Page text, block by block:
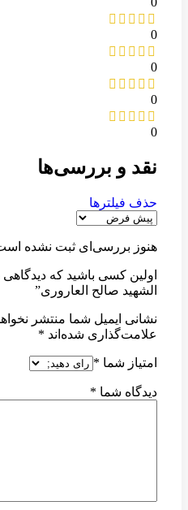
0
0
0
0
نقد و بررسی‌ها
حذف فیلترها
هنوز بررسی‌ای ثبت نشده
اولین کسی باشید که
الشهید صالح العاروری”
نشانی ایمیل شما منتشر
علامت‌گذاری شده‌اند *
امتیاز شما *
دیدگاه شما *